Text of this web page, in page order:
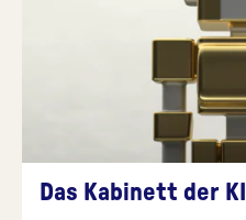
Das Kabinett der KI